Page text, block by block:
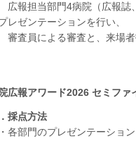
報担当部門4病院（広報誌
レゼンテーションを行い、
査員による審査と、来場者
広報アワード2026 セミファ
採点方法
各部門のプレゼンテーショ